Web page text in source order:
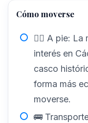
Cómo moverse
🚶‍♂️ A pie:
interés en
casco
forma más
moverse.
🚌